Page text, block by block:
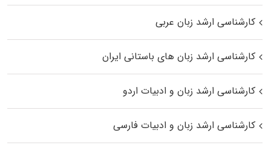
کارشناسی ارشد زبان عربی
کارشناسی ارشد زبان‌ های باستانی ایران
کارشناسی ارشد زبان و ادبیات اردو
کارشناسی ارشد زبان و ادبیات فارسی